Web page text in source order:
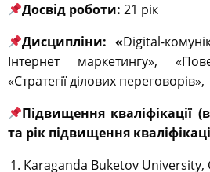
Досвід роботи:21 рік
Дисципліни:«Digital-
Інтернет маркетингу»,
«Стратегії ділових переговорів»,
Підвищення кваліфікації
та рік підвищення
Karaganda Buketov University,